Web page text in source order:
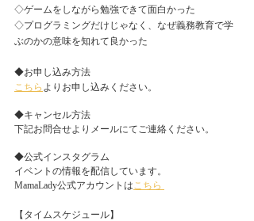
◇ゲームをしながら勉強できて面白かった
◇プログラミングだけじゃなく、なぜ義務教育で学
ぶのかの意味を知れて良かった
◆お申し込み方法
こちら よりお申し込みください。
◆キャンセル方法
下記お問合せよりメールにてご連絡ください。
◆公式インスタグラム
イベントの情報を配信しています。
MamaLady公式アカウントはこちら
【タイムスケジュール】